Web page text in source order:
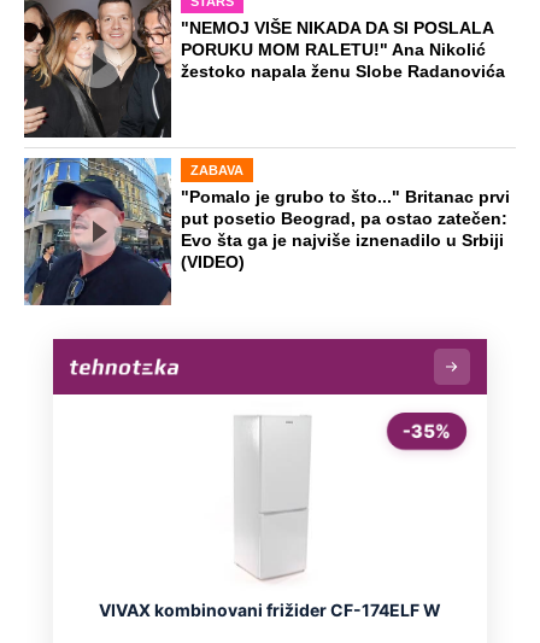
"NEMOJ VIŠE NIKADA DA SI POSLALA
PORUKU MOM RALETU!" Ana Nikolić
žestoko napala ženu Slobe Radanovića
ZABAVA
"Pomalo je grubo to što..." Britanac prvi
put posetio Beograd, pa ostao zatečen:
Evo šta ga je najviše iznenadilo u Srbiji
(VIDEO)